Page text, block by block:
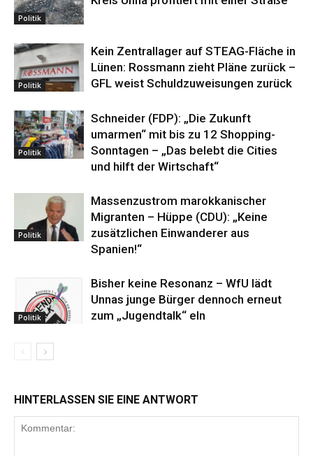
Politik
Politik
Kein Zentrallager auf STEAG-Fläche in
Lünen: Rossmann zieht Pläne zurück –
GFL weist Schuldzuweisungen zurück
Politik
Schneider (FDP): „Die Zukunft
umarmen“ mit bis zu 12 Shopping-
Sonntagen – „Das belebt die Cities
und hilft der Wirtschaft“
Politik
Massenzustrom marokkanischer
Migranten – Hüppe (CDU): „Keine
zusätzlichen Einwanderer aus
Spanien!“
Politik
Bisher keine Resonanz – WfU lädt
Unnas junge Bürger dennoch erneut
zum „Jugendtalk“ eln
HINTERLASSEN SIE EINE ANTWORT